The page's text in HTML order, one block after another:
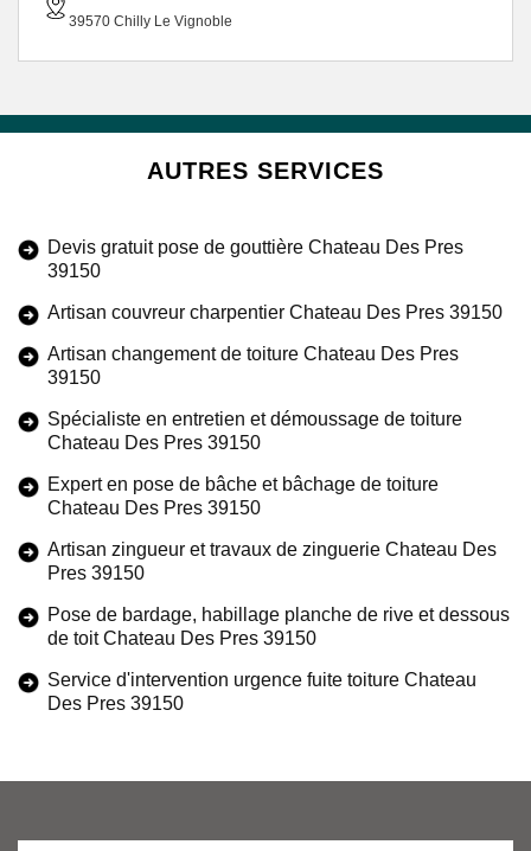
39570 Chilly Le Vignoble
AUTRES SERVICES
Devis gratuit pose de gouttière Chateau Des Pres
39150
Artisan couvreur charpentier Chateau Des Pres 39150
Artisan changement de toiture Chateau Des Pres
39150
Spécialiste en entretien et démoussage de toiture
Chateau Des Pres 39150
Expert en pose de bâche et bâchage de toiture
Chateau Des Pres 39150
Artisan zingueur et travaux de zinguerie Chateau Des
Pres 39150
Pose de bardage, habillage planche de rive et dessous
de toit Chateau Des Pres 39150
Service d'intervention urgence fuite toiture Chateau
Des Pres 39150